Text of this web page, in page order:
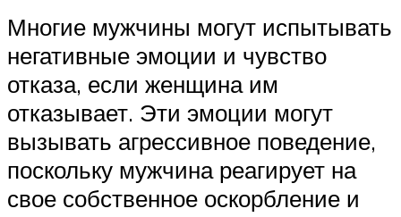
Многие мужчины могут испытывать
негативные эмоции и чувство
отказа, если женщина им
отказывает. Эти эмоции могут
вызывать агрессивное поведение,
поскольку мужчина реагирует на
свое собственное оскорбление и